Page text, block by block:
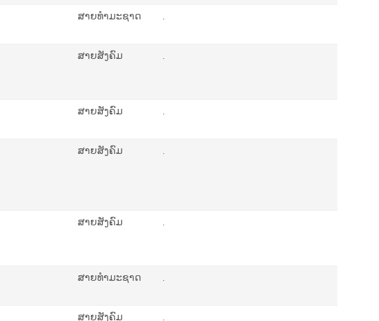
ສາຍທຳມະຊາດ .
ສາຍສັງຄົມ .
ສາຍສັງຄົມ .
ສາຍສັງຄົມ .
ສາຍສັງຄົມ .
ສາຍທຳມະຊາດ .
ສາຍສັງຄົມ .